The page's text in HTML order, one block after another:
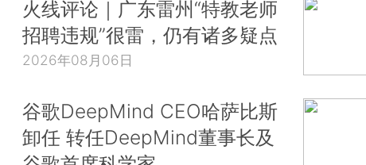
火线评论｜广东雷州“特教老师
招聘违规”很雷，仍有诸多疑点
2026年08月06日
谷歌DeepMind CEO哈萨比斯
卸任 转任DeepMind董事长及